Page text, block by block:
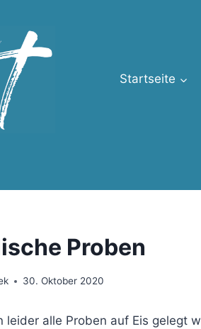
Startseite
Proben
30. Oktober 2020
leider alle Proben auf Eis gelegt